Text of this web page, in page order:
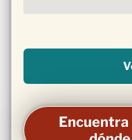
Encuentra